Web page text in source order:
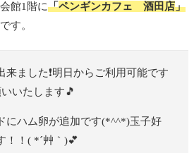
館1階に「ペンギンカフェ 酒田店」
す。
ました❗明日からご利用可能です
いたします🎵
にハム卵が追加です(*^^*)玉子好
！！( *´艸｀)💕